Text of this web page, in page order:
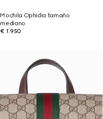
Mochila Ophidia tamaño
mediano
€ 1.950